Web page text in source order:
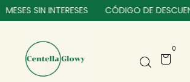
MESES SIN INTERESES CÓDIGO DE
0